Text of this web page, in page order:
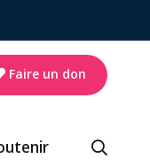
Faire un don